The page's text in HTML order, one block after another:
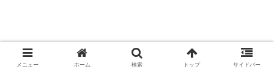
メニュー ホーム 検索 トップ サイドバー